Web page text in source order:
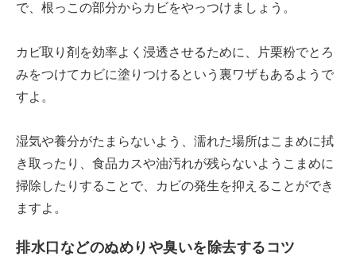
で、根っこの部分からカビをやっつけましょう。
カビ取り剤を効率よく浸透させるために、片栗粉でとろ
みをつけてカビに塗りつけるという裏ワザもあるようで
すよ。
湿気や養分がたまらないよう、濡れた場所はこまめに拭
き取ったり、食品カスや油汚れが残らないようこまめに
掃除したりすることで、カビの発生を抑えることができ
ますよ。
排水口などのぬめりや臭いを除去するコツ